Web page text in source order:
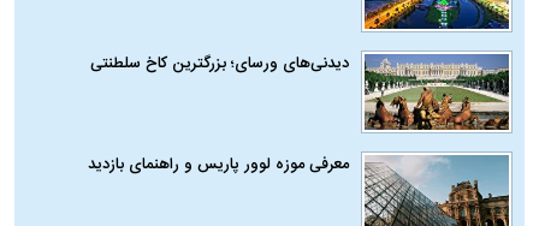
دیدنی‌های ورسای؛ بزرگترین کاخ سلطنتی
معرفی موزه لوور پاریس و راهنمای بازدید